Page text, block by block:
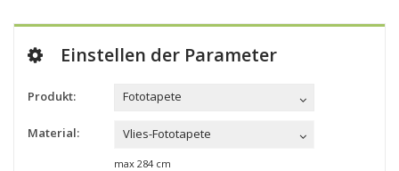
Einstellen der Parameter
Produkt: Fototapete
Material: Vlies-Fototapete
max 284cm